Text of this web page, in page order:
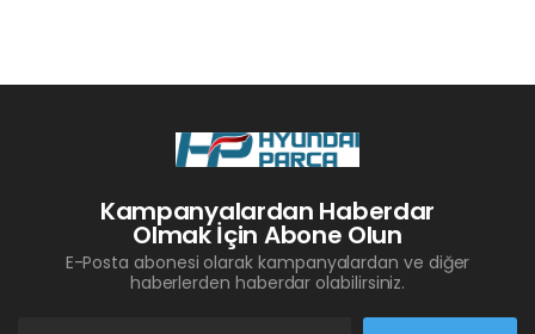
Kampanyalardan Haberdar
Olmak İçin Abone Olun
E-Posta abonesi olarak kampanyalardan ve diğer
haberlerden haberdar olabilirsiniz.